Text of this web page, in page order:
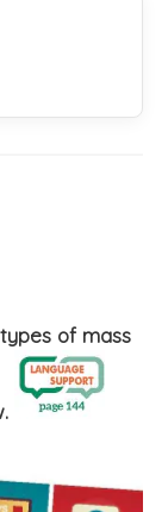
of mass